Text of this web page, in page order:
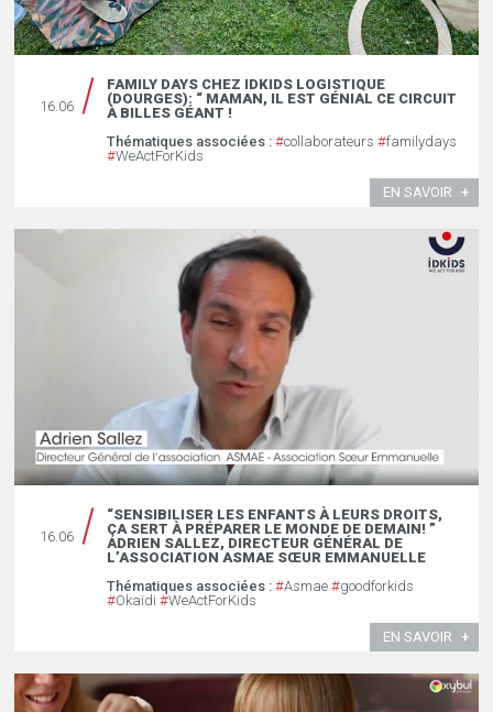
16.06
FAMILY DAYS CHEZ IDKIDS LOGISTIQUE
(DOURGES): “ MAMAN, IL EST GÉNIAL CE CIRCUIT
À BILLES GÉANT !
Thématiques associées : #collaborateurs #familydays
#WeActForKids
EN SAVOIR
16.06
“SENSIBILISER LES ENFANTS À LEURS DROITS,
ÇA SERT À PRÉPARER LE MONDE DE DEMAIN! ”
ADRIEN SALLEZ, DIRECTEUR GÉNÉRAL DE
L’ASSOCIATION ASMAE SŒUR EMMANUELLE￼
Thématiques associées : #Asmae #goodforkids
#Okaïdi #WeActForKids
EN SAVOIR